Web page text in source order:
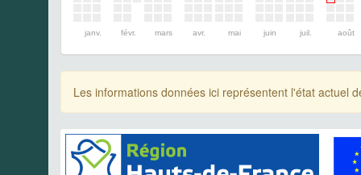
janv. févr. mars avr. mai juin juil. août
Les informations données ici représentent l'état actuel